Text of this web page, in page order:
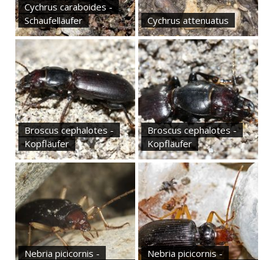
Cychrus caraboides -
Schaufelläufer
Cychrus attenuatus
Broscus cephalotes -
Kopfläufer
Broscus cephalotes -
Kopfläufer
Nebria picicornis -
Nebria picicornis -